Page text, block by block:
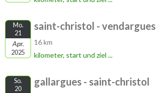
Mo.
21
Apr.
2025
saint-christol - vendargues
16 km
kilometer, start und ziel ...
So.
20
gallargues - saint-christol